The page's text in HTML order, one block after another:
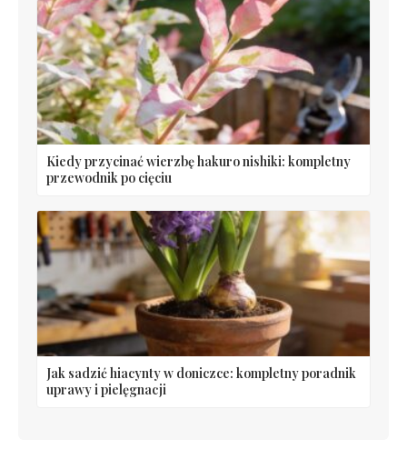
Kiedy przycinać wierzbę hakuro nishiki: kompletny
przewodnik po cięciu
Jak sadzić hiacynty w doniczce: kompletny poradnik
uprawy i pielęgnacji